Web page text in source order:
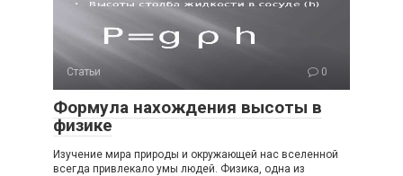
Статьи 0
Формула нахождения высоты в
физике
Изучение мира природы и окружающей нас вселенной
всегда привлекало умы людей. Физика, одна из